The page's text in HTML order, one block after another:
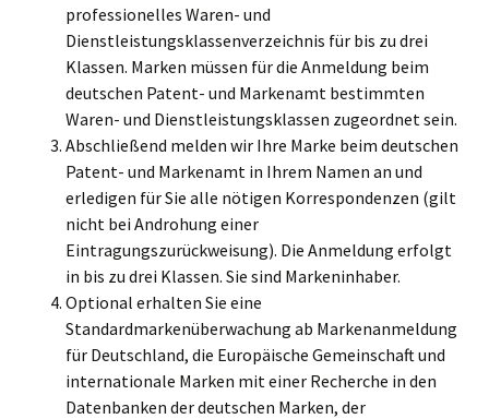
professionelles Waren- und
Dienstleistungsklassenverzeichnis für bis zu drei
Klassen. Marken müssen für die Anmeldung beim
deutschen Patent- und Markenamt bestimmten
Waren- und Dienstleistungsklassen zugeordnet sein.
Abschließend melden wir Ihre Marke beim deutschen
Patent- und Markenamt in Ihrem Namen an und
erledigen für Sie alle nötigen Korrespondenzen (gilt
nicht bei Androhung einer
Eintragungszurückweisung). Die Anmeldung erfolgt
in bis zu drei Klassen. Sie sind Markeninhaber.
Optional erhalten Sie eine
Standardmarkenüberwachung ab Markenanmeldung
für Deutschland, die Europäische Gemeinschaft und
internationale Marken mit einer Recherche in den
Datenbanken der deutschen Marken, der